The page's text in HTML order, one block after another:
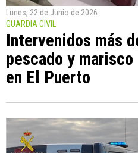
Lunes, 22 de Junio de 2026
GUARDIA CIVIL
Intervenidos más
pescado y
en El Puerto